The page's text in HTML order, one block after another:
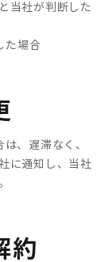
当社が判断した
た場合
、遅滞なく、
に通知し、当社
約